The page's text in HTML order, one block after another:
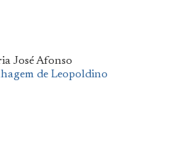
José Afonso
de Leopoldino